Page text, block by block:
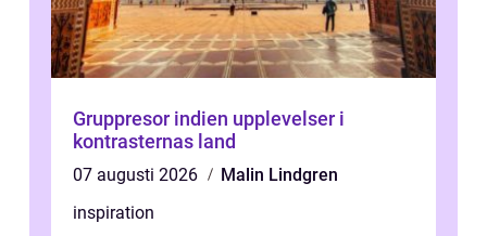
Gruppresor indien upplevelser i
kontrasternas land
07 augusti 2026
Malin Lindgren
inspiration